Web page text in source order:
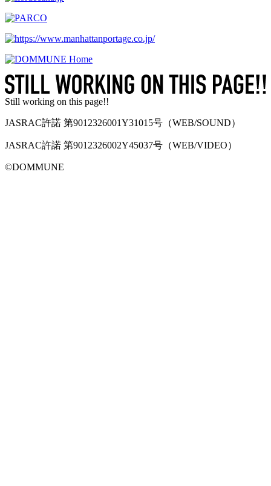
Still working on this page!!
JASRAC許諾 第9012326001Y31015号（WEB/SOUND）
JASRAC許諾 第9012326002Y45037号（WEB/VIDEO）
©︎DOMMUNE